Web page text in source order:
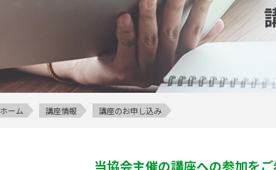
ホーム 講座情報 講座のお申し込み
当協会主催の講座への参加を